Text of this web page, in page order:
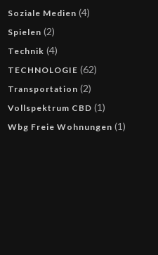
Soziale Medien (4)
Spielen (2)
Technik (4)
TECHNOLOGIE (62)
Transportation (2)
Vollspektrum CBD (1)
Wbg Freie Wohnungen (1)